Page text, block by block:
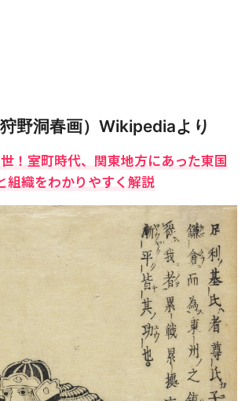
野洞春画）Wikipediaより
！室町時代、関東地方にあった東国
組織をわかりやすく解説